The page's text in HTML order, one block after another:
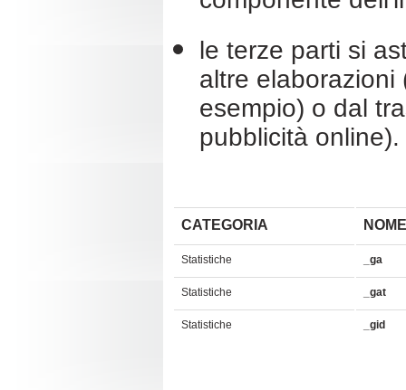
le terze parti si
altre elaborazioni
esempio) o dal
pubblicità online).
CATEGORIA
Statistiche _ga
Statistiche _gat
Statistiche _gid